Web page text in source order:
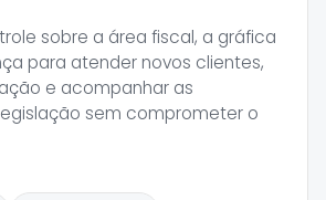
sobre a área fiscal, a gráfica
para atender novos clientes,
e acompanhar as
sem comprometer o